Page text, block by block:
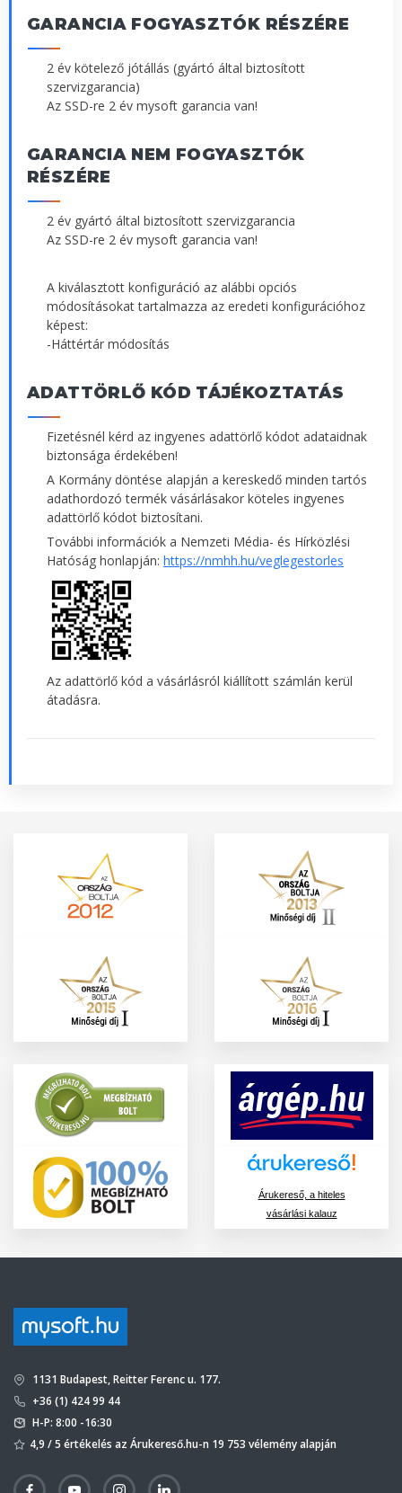
GARANCIA FOGYASZTÓK RÉSZÉRE
2 év kötelező jótállás (gyártó által biztosított
szervizgarancia)
Az SSD-re 2 év mysoft garancia van!
GARANCIA NEM FOGYASZTÓK
RÉSZÉRE
2 év gyártó által biztosított szervizgarancia
Az SSD-re 2 év mysoft garancia van!
A kiválasztott konfiguráció az alábbi opciós
módosításokat tartalmazza az eredeti konfigurációhoz
képest:
-Háttértár módosítás
ADATTÖRLŐ KÓD TÁJÉKOZTATÁS
Fizetésnél kérd az ingyenes adattörlő kódot adataidnak
biztonsága érdekében!
A Kormány döntése alapján a kereskedő minden tartós
adathordozó termék vásárlásakor köteles ingyenes
adattörlő kódot biztosítani.
További információk a Nemzeti Média- és Hírközlési
Hatóság honlapján: https://nmhh.hu/veglegestorles
Az adattörlő kód a vásárlásról kiállított számlán kerül
átadásra.
Árukereső, a hiteles
vásárlási kalauz
1131 Budapest, Reitter Ferenc u. 177.
+36 (1) 424 99 44
H-P: 8:00 -16:30
4,9 / 5 értékelés az Árukereső.hu-n 19 753 vélemény alapján